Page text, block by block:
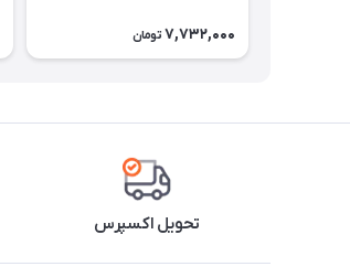
7,732,000 تومان
تحویل اکسپرس